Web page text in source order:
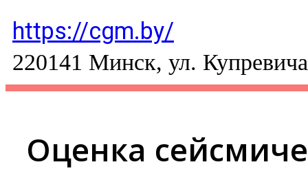
https://cgm.by/
220141 Минск, ул.
Оценка